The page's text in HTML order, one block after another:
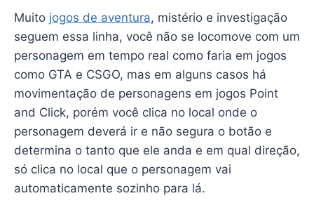
Muito jogos de aventura, mistério e investigação
seguem essa linha, você não se locomove com um
personagem em tempo real como faria em jogos
como GTA e CSGO, mas em alguns casos há
movimentação de personagens em jogos Point
and Click, porém você clica no local onde o
personagem deverá ir e não segura o botão e
determina o tanto que ele anda e em qual direção,
só clica no local que o personagem vai
automaticamente sozinho para lá.